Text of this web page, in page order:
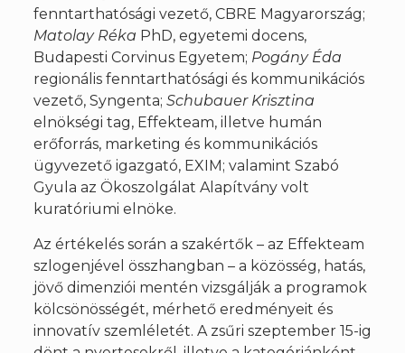
fenntarthatósági vezető, CBRE Magyarország;
Matolay Réka PhD, egyetemi docens,
Budapesti Corvinus Egyetem; Pogány Éda
regionális fenntarthatósági és kommunikációs
vezető, Syngenta; Schubauer Krisztina
elnökségi tag, Effekteam, illetve humán
erőforrás, marketing és kommunikációs
ügyvezető igazgató, EXIM; valamint Szabó
Gyula az Ökoszolgálat Alapítvány volt
kuratóriumi elnöke.
Az értékelés során a szakértők – az Effekteam
szlogenjével összhangban – a közösség, hatás,
jövő dimenziói mentén vizsgálják a programok
kölcsönösségét, mérhető eredményeit és
innovatív szemléletét. A zsűri szeptember 15-ig